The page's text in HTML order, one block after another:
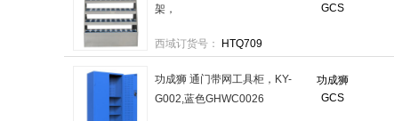
GCS
架，
售卖规格：1个
西域订货号： HTQ709
功成狮
GCS
功成狮 通门带网工具柜，KY-
G002,蓝色GHWC0026